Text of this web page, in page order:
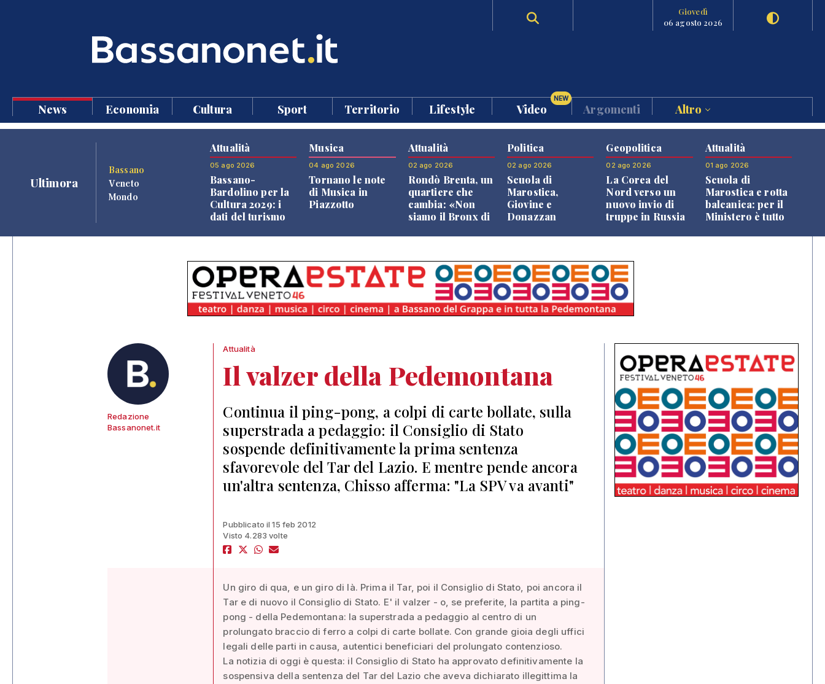
Giovedì
06 agosto 2026
News Economia Cultura Sport Territorio Lifestyle Video
NEW
Argomenti Altro
Ultimora
Bassano
Veneto
Mondo
Attualità
05 ago 2026
Bassano-
Bardolino per la
Cultura 2029: i
dati del turismo
Musica
04 ago 2026
Tornano le note
di Musica in
Piazzotto
Attualità
02 ago 2026
Rondò Brenta, un
quartiere che
cambia: «Non
siamo il Bronx di
Politica
02 ago 2026
Scuola di
Marostica,
Giovine e
Donazzan
Geopolitica
02 ago 2026
La Corea del
Nord verso un
nuovo invio di
truppe in Russia
Attualità
01 ago 2026
Scuola di
Marostica e rotta
balcanica: per il
Ministero è tutto
Redazione
Bassanonet.it
Attualità
Il valzer della Pedemontana
Continua il ping-pong, a colpi di carte bollate, sulla
superstrada a pedaggio: il Consiglio di Stato
sospende definitivamente la prima sentenza
sfavorevole del Tar del Lazio. E mentre pende ancora
un'altra sentenza, Chisso afferma: "La SPV va avanti"
Pubblicato il 15 feb 2012
Visto 4.283 volte
Un giro di qua, e un giro di là. Prima il Tar, poi il Consiglio di Stato, poi ancora il
Tar e di nuovo il Consiglio di Stato. E' il valzer - o, se preferite, la partita a ping-
pong - della Pedemontana: la superstrada a pedaggio al centro di un
prolungato braccio di ferro a colpi di carte bollate. Con grande gioia degli uffici
legali delle parti in causa, autentici beneficiari del prolungato contenzioso.
La notizia di oggi è questa: il Consiglio di Stato ha approvato definitivamente la
sospensiva della sentenza del Tar del Lazio che aveva dichiarato illegittima la